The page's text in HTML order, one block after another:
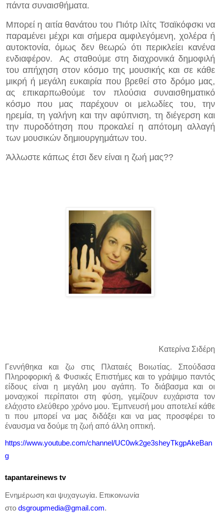
πάντα συναισθήματα.
Μπορεί η αιτία θανάτου του Πιότρ Ιλίτς Τσαϊκόφσκι να
παραμένει μέχρι και σήμερα αμφιλεγόμενη, χολέρα ή
αυτοκτονία, όμως δεν θεωρώ ότι περικλείει κανένα
ενδιαφέρον.
Ας σταθούμε στη διαχρονικά δημοφιλή
του απήχηση στον κόσμο της μουσικής και σε κάθε
μικρή ή μεγάλη ευκαιρία που βρεθεί στο δρόμο μας,
ας επικαρπωθούμε τον πλούσια συναισθηματικό
κόσμο που μας παρέχουν οι μελωδίες του, την
ηρεμία, τη γαλήνη και την αφύπνιση, τη διέγερση και
την πυροδότηση που προκαλεί η απότομη αλλαγή
των μουσικών δημιουργημάτων του.
Άλλωστε κάπως έτσι δεν είναι η ζωή μας??
Κατερίνα Σιδέρη
Γεννήθηκα και ζω στις Πλαταιές Βοιωτίας. Σπούδασα
Πληροφορική & Φυσικές Επιστήμες και το γράψιμο παντός
είδους είναι η μεγάλη μου αγάπη. Το διάβασμα και οι
μοναχικοί περίπατοι στη φύση, γεμίζουν ευχάριστα τον
ελάχιστο ελεύθερο χρόνο μου. Έμπνευσή μου αποτελεί κάθε
τι που μπορεί να μας διδάξει και να μας προσφέρει το
έναυσμα να δούμε τη ζωή από άλλη οπτική.
https://www.youtube.com/channel/UC0wk2ge3sheyTkgpAkeBan
g
tapantareinews tv
Ενημέρωση και ψυχαγωγία. Επικοινωνία
στο dsgroupmedia@gmail.com.